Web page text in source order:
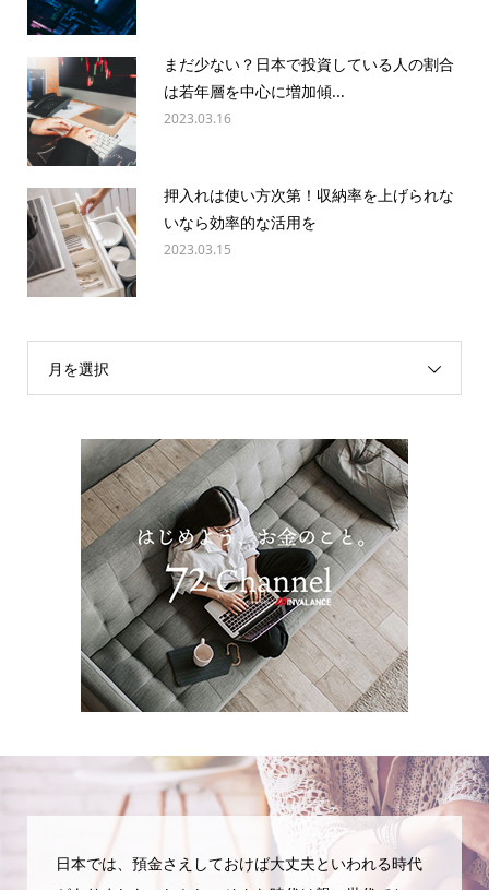
まだ少ない？日本で投資している人の割合
は若年層を中心に増加傾...
2023.03.16
押入れは使い方次第！収納率を上げられな
いなら効率的な活用を
2023.03.15
月を選択
日本では、預金さえしておけば大丈夫といわれる時代